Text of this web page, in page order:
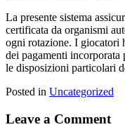
La presente sistema
certificata da organismi
ogni rotazione. I giocatori
dei pagamenti incorporata
le disposizioni particolari
Posted in Uncategorized
Leave a Comment